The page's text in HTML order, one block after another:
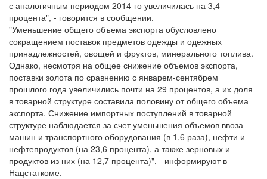
с аналогичным периодом 2014-го увеличилась на 3,4
процента", - говорится в сообщении.
"Уменьшение общего объема экспорта обусловлено
сокращением поставок предметов одежды и одежных
принадлежностей, овощей и фруктов, минерального топлива.
Однако, несмотря на общее снижение объемов экспорта,
поставки золота по сравнению с январем-сентябрем
прошлого года увеличились почти на 29 процентов, а их доля
в товарной структуре составила половину от общего объема
экспорта. Снижение импортных поступлений в товарной
структуре наблюдается за счет уменьшения объемов ввоза
машин и транспортного оборудования (в 1,6 раза), нефти и
нефтепродуктов (на 23,6 процента), а также зерновых и
продуктов из них (на 12,7 процента)", - информируют в
Нацстаткоме.